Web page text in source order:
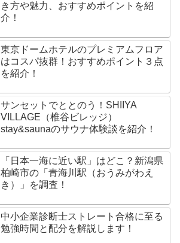
き方や魅力、おすすめポイントを紹
介！
東京ドームホテルのプレミアムフロア
はコスパ抜群！おすすめポイント３点
を紹介！
サンセットでととのう！SHIIYA
VILLAGE（椎谷ビレッジ）
stay&saunaのサウナ体験談を紹介！
「日本一海に近い駅」はどこ？新潟県
柏崎市の「青海川駅（おうみがわえ
き）」を調査！
中小企業診断士ストレート合格に至る
勉強時間と配分を解説します！